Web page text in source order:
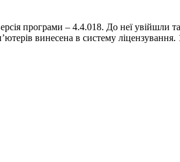
програми – 4.4.018. До неї увійшли
винесена в систему ліцензування.